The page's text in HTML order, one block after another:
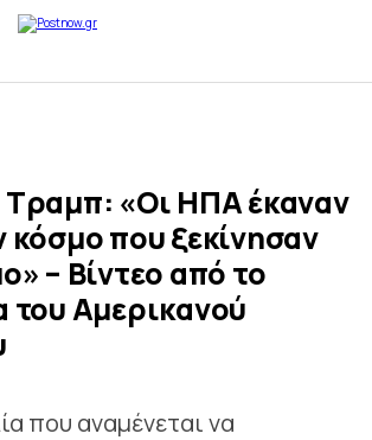
Τραμπ: «Οι ΗΠΑ έκαναν
κόσμο που ξεκίνησαν
– Βίντεο από το
του Αμερικανού
που αναμένεται να